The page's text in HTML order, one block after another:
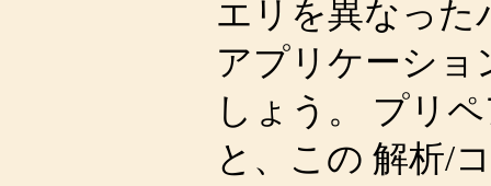
エリを異なった
アプリケーショ
しょう。 プリ
と、この 解析/